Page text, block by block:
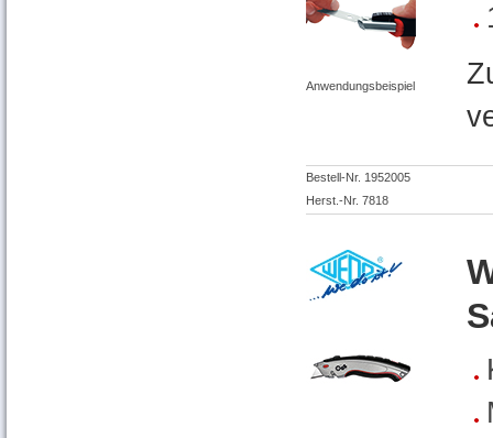
Anwendungsbeispiel
Bestell-Nr. 1952005
Herst.-Nr. 7818